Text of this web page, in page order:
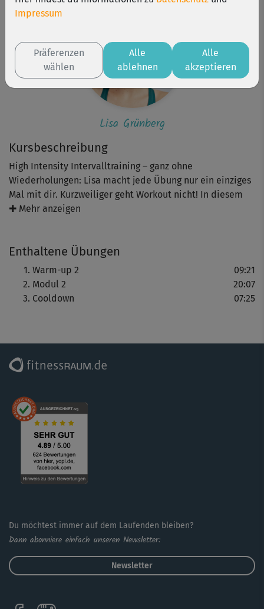
Kursbeschreibung
High Intensity Intervalltraining – ganz ohne
Wiederholungen: Lisa macht jede Übung nur ein einziges
Mal mit dir. Kurzweiliger geht Workout nicht! In diesem
Schwerpunkt-Kurs mit Übungen auf der Matte legt Lisa
natürlich auch nicht zu kurz. Viel Spaß!
✚ Mehr anzeigen
Enthaltene Übungen
Warm-up 2
09:21
Modul 2
20:07
Cooldown
07:25
Lisa Grünberg
Du möchtest immer auf dem Laufenden bleiben?
Dann abonniere einfach unseren Newsletter:
Newsletter
Impressum
Präferenzen
wählen
Alle
ablehnen
Alle
akzeptieren